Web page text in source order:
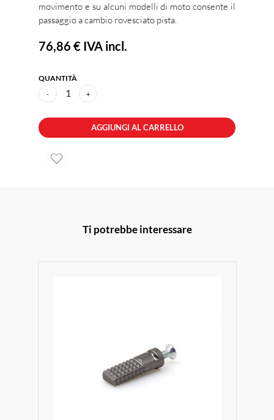
movimento e su alcuni modelli di moto consente il
passaggio a cambio rovesciato pista.
76,86 € IVA incl.
QUANTITÀ
- 1 +
AGGIUNGI AL CARRELLO
Ti potrebbe interessare